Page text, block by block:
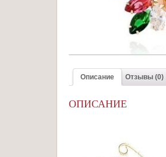
Описание Отзывы (0)
ОПИСАНИЕ